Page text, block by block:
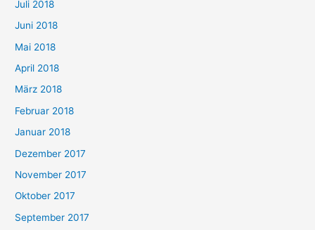
Juli 2018
Juni 2018
Mai 2018
April 2018
März 2018
Februar 2018
Januar 2018
Dezember 2017
November 2017
Oktober 2017
September 2017